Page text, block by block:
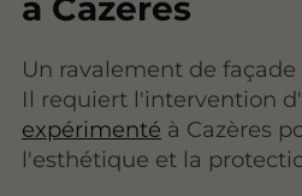
Un ravalement de
Il requiert l'intervention
expérimenté à Cazères
l'esthétique et la